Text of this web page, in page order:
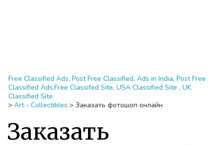
Free Classified Ads, Post Free Classified, Ads in India, Post Free
Classified Ads,Free Classifed Site, USA Classified Site , UK
Classified Site
> Art - Collectibles > Заказать фотошоп онлайн
Заказать